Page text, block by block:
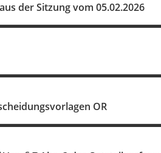
der Sitzung vom 05.02.2026
OR